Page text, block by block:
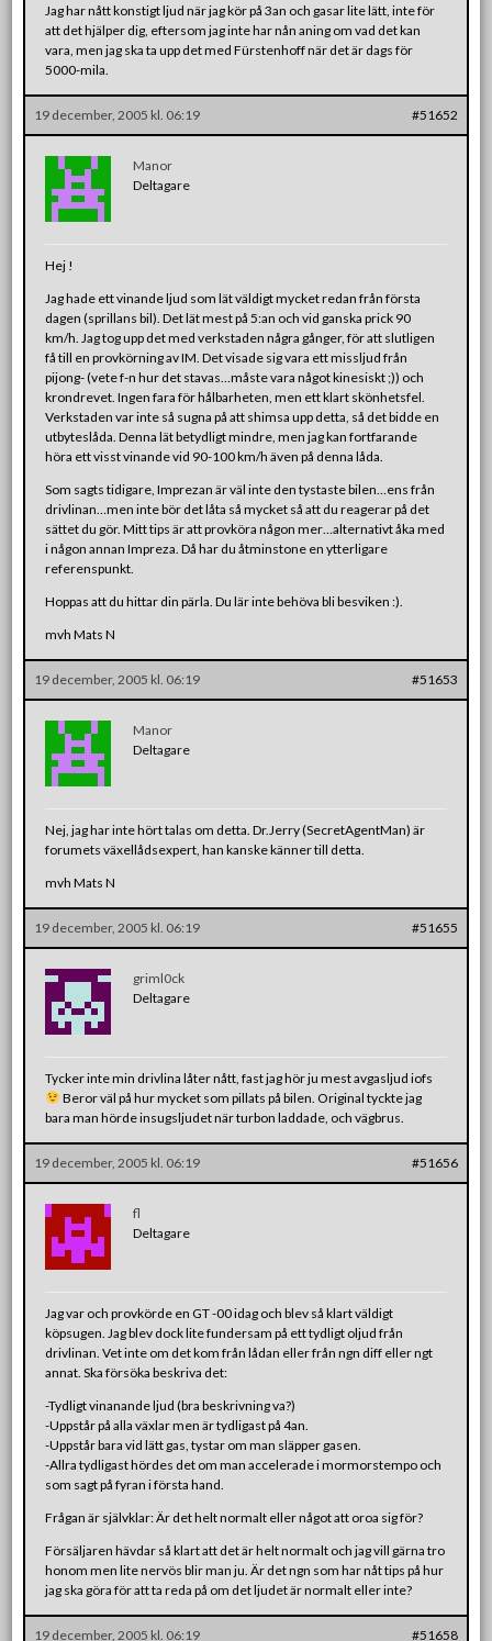
Jag har nått konstigt ljud när jag kör på 3an och gasar lite lätt, inte för
att det hjälper dig, eftersom jag inte har nån aning om vad det kan
vara, men jag ska ta upp det med Fürstenhoff när det är dags för
5000-mila.
19 december, 2005 kl. 06:19 #51652
Manor
Deltagare
Hej !
Jag hade ett vinande ljud som lät väldigt mycket redan från första
dagen (sprillans bil). Det lät mest på 5:an och vid ganska prick 90
km/h. Jag tog upp det med verkstaden några gånger, för att slutligen
få till en provkörning av IM. Det visade sig vara ett missljud från
pijong- (vete f-n hur det stavas…måste vara något kinesiskt ;)) och
krondrevet. Ingen fara för hålbarheten, men ett klart skönhetsfel.
Verkstaden var inte så sugna på att shimsa upp detta, så det bidde en
utbyteslåda. Denna lät betydligt mindre, men jag kan fortfarande
höra ett visst vinande vid 90-100 km/h även på denna låda.
Som sagts tidigare, Imprezan är väl inte den tystaste bilen…ens från
drivlinan…men inte bör det låta så mycket så att du reagerar på det
sättet du gör. Mitt tips är att provköra någon mer…alternativt åka med
i någon annan Impreza. Då har du åtminstone en ytterligare
referenspunkt.
Hoppas att du hittar din pärla. Du lär inte behöva bli besviken :).
mvh Mats N
19 december, 2005 kl. 06:19 #51653
Manor
Deltagare
Nej, jag har inte hört talas om detta. Dr.Jerry (SecretAgentMan) är
forumets växellådsexpert, han kanske känner till detta.
mvh Mats N
19 december, 2005 kl. 06:19 #51655
griml0ck
Deltagare
Tycker inte min drivlina låter nått, fast jag hör ju mest avgasljud iofs
Beror väl på hur mycket som pillats på bilen. Original tyckte jag
bara man hörde insugsljudet när turbon laddade, och vägbrus.
19 december, 2005 kl. 06:19 #51656
fl
Deltagare
Jag var och provkörde en GT -00 idag och blev så klart väldigt
köpsugen. Jag blev dock lite fundersam på ett tydligt oljud från
drivlinan. Vet inte om det kom från lådan eller från ngn diff eller ngt
annat. Ska försöka beskriva det:
-Tydligt vinanande ljud (bra beskrivning va?)
-Uppstår på alla växlar men är tydligast på 4an.
-Uppstår bara vid lätt gas, tystar om man släpper gasen.
-Allra tydligast hördes det om man accelerade i mormorstempo och
som sagt på fyran i första hand.
Frågan är självklar: Är det helt normalt eller något att oroa sig för?
Försäljaren hävdar så klart att det är helt normalt och jag vill gärna tro
honom men lite nervös blir man ju. Är det ngn som har nåt tips på hur
jag ska göra för att ta reda på om det ljudet är normalt eller inte?
19 december, 2005 kl. 06:19 #51658